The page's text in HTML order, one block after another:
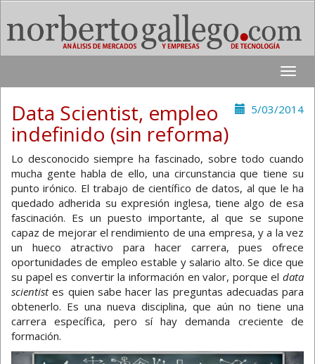
Toggle
5/03/2014
Data Scientist, empleo
indefinido (sin reforma)
Lo desconocido siempre ha fascinado, sobre todo cuando
mucha gente habla de ello, una circunstancia que tiene su
punto irónico. El trabajo de científico de datos, al que le ha
quedado adherida su expresión inglesa, tiene algo de esa
fascinación. Es un puesto importante, al que se supone
capaz de mejorar el rendimiento de una empresa, y a la vez
un hueco atractivo para hacer carrera, pues ofrece
oportunidades de empleo estable y salario alto. Se dice que
su papel es convertir la información en valor, porque el data
scientistes quien sabe hacer las preguntas adecuadas para
obtenerlo. Es una nueva disciplina, que aún no tiene una
carrera específica, pero sí hay demanda creciente de
formación.